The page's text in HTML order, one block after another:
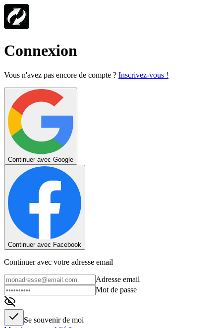
Connexion
Vous n'avez pas encore de compte ? Inscrivez-vous !
Continuer avec Google
Continuer avec Facebook
Continuer avec votre adresse email
Adresse email
Mot de passe
Se souvenir de moi